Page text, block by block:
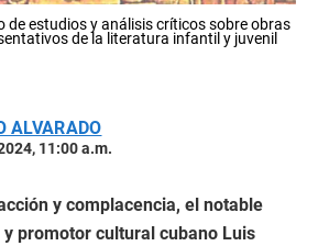
de estudios y análisis críticos sobre obras
de la literatura infantil y juvenil
ALVARADO
11:00 a.m.
y complacencia, el notable
promotor cultural cubano Luis